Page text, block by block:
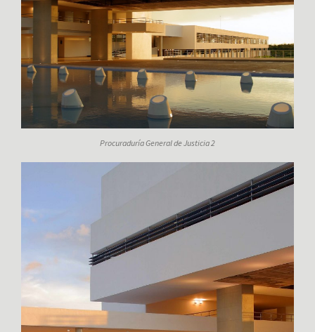
Procuraduría General de Justicia 2